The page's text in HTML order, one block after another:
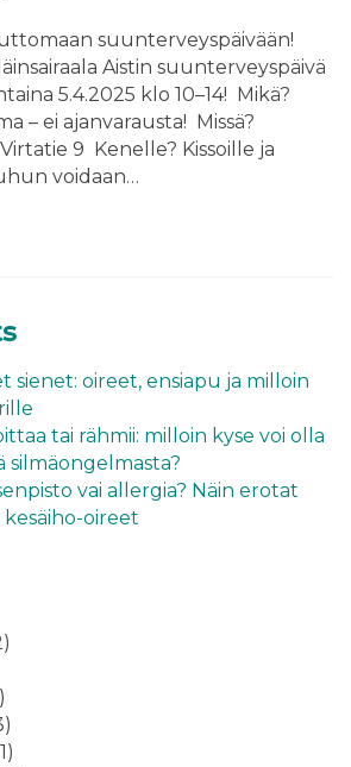
suunterveyspäivään!
Aistin suunterveyspäivä
5.4.2025 klo 10–14! Mikä?
– ei ajanvarausta! Missä?
Virtatie 9 Kenelle? Kissoille ja
voidaan…
sienet: oireet, ensiapu ja milloin
tai rähmii: milloin kyse voi olla
silmäongelmasta?
vai allergia? Näin erotat
kesäiho-oireet